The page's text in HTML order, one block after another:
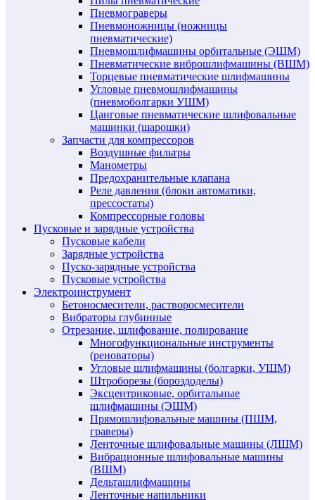
Пневмограверы
Пневмоножницы (ножницы
пневматические)
Пневмошлифмашины орбитальные (ЭШМ)
Пневматические виброшлифмашины (ВШМ)
Торцевые пневматические шлифмашины
Угловые пневмошлифмашины
(пневмоболгарки УШМ)
Цанговые пневматические шлифовальные
машинки (шарошки)
Запчасти для компрессоров
Воздушные фильтры
Манометры
Предохранительные клапана
Реле давления (блоки автоматики,
прессостаты)
Компрессорные головы
Пусковые и зарядные устройства
Пусковые кабели
Зарядные устройства
Пуско-зарядные устройства
Пусковые устройства
Электроинструмент
Бетоносмесители, растворосмесители
Вибраторы глубинные
Отрезание, шлифование, полирование
Многофункциональные инструменты
(реноваторы)
Угловые шлифмашины (болгарки, УШМ)
Штроборезы (бороздоделы)
Эксцентриковые, орбитальные
шлифмашины (ЭШМ)
Прямошлифовальные машины (ПШМ,
граверы)
Ленточные шлифовальные машины (ЛШМ)
Вибрационные шлифовальные машины
(ВШМ)
Дельташлифмашины
Ленточные напильники